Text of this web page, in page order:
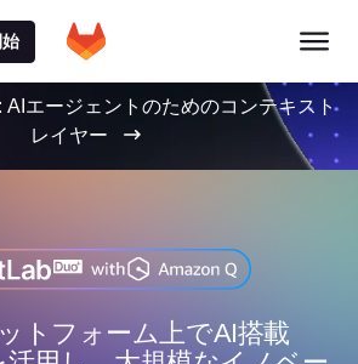
AIエージェントのためのコンテキスト
レイヤー
トフォーム上でAI搭載